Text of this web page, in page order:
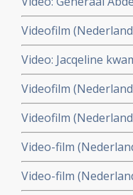
van levercirrose
en hyperthermie en
Videofilm
lever uitgezaaide
celtherapie en
Video: Jacqeline
uitgezaaide
hyperthermie maar
Videofilm
recidief en in de
celtherapie en
Videofilm
uitgezaaide
femara plus
Video-film
borstkanker (graad
door een
Video-film
borstkanker